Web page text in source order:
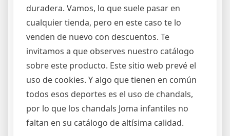
duradera. Vamos, lo que suele pasar en
cualquier tienda, pero en este caso te lo
venden de nuevo con descuentos. Te
invitamos a que observes nuestro catálogo
sobre este producto. Este sitio web prevé el
uso de cookies. Y algo que tienen en común
todos esos deportes es el uso de chandals,
por lo que los chandals Joma infantiles no
faltan en su catálogo de altísima calidad.